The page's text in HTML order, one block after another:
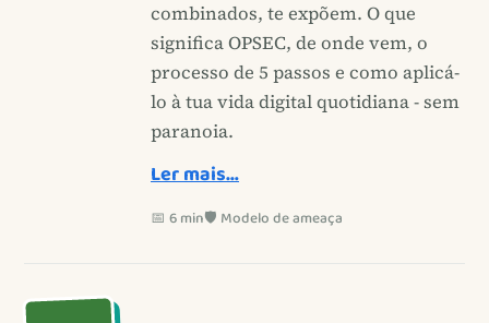
combinados, te expõem. O que
significa OPSEC, de onde vem, o
processo de 5 passos e como aplicá-
lo à tua vida digital quotidiana - sem
paranoia.
Ler mais…
📅 6 min🛡️ Modelo de ameaça